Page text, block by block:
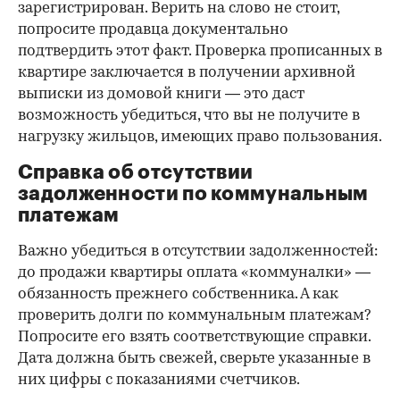
зарегистрирован. Верить на слово не стоит,
попросите продавца документально
подтвердить этот факт. Проверка прописанных в
квартире заключается в получении архивной
выписки из домовой книги — это даст
возможность убедиться, что вы не получите в
нагрузку жильцов, имеющих право пользования.
Справка об отсутствии
задолженности по коммунальным
платежам
Важно убедиться в отсутствии задолженностей:
до продажи квартиры оплата «коммуналки» —
обязанность прежнего собственника. А как
проверить долги по коммунальным платежам?
Попросите его взять соответствующие справки.
Дата должна быть свежей, сверьте указанные в
них цифры с показаниями счетчиков.